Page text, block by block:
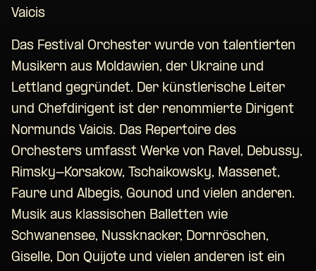
Vaicis
Das Festival Orchester wurde von talentierten
Musikern aus Moldawien, der Ukraine und
Lettland gegründet. Der künstlerische Leiter
und Chefdirigent ist der renommierte Dirigent
Normunds Vaicis. Das Repertoire des
Orchesters umfasst Werke von Ravel, Debussy,
Rimsky-Korsakow, Tschaikowsky, Massenet,
Faure und Albegis, Gounod und vielen anderen.
Musik aus klassischen Balletten wie
Schwanensee, Nussknacker, Dornröschen,
Giselle, Don Quijote und vielen anderen ist ein